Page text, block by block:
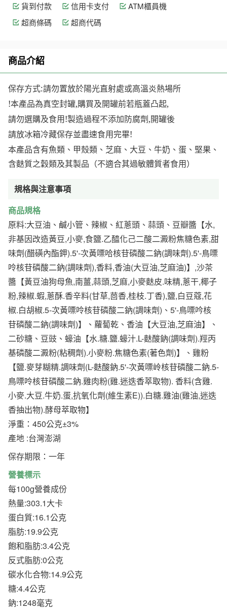
貨到付款 信用卡支付
ATM櫃員機
超商條碼
超商代碼
商品介紹
保存方式:請勿置放於陽光直射處或高溫炎熱場所
!本產品為真空封罐,購買及開罐前若瓶蓋凸起,
請勿選購及食用!製造過程不添加防腐劑,開罐後
請放冰箱冷藏保存並盡速食用完畢!
本產品含有魚類、甲殼類、芝麻、大豆、牛奶、蛋、堅果、
含麩質之穀類及其製品（不適合其過敏體質者食用）
規格與注意事項
商品規格
原料:大豆油、鹹小管、辣椒、紅蔥頭、蒜頭、豆瓣醬【水,
非基因改造黃豆,小麥,食鹽.乙醯化己二酸二澱粉焦糖色素,甜
味劑(醋磺內酯鉀).5'-次黃嘌哈核苷磷酸二鈉(調味劑).5'-鳥嘌
呤核苷磷酸二鈉(調味劑),香料,香油(大豆油,芝麻油)】,沙茶
醬【黃豆油狗母魚,南薑,蒜頭,芝麻,小麥麩皮.味精,蔥干,椰子
粉,辣椒.蝦,蔥酥.香辛料(甘草,茴香,桂枝.丁香),鹽,白豆蔻,花
椒.白胡椒.5-次黃嘌呤核苷磷酸二鈉(調味劑)、5'-鳥嘌吟核
苷磷酸二鈉(調味劑)】、蘿蔔乾、香油【大豆油,芝麻油】、
二砂糖、豆豉、蠔油【水.糖.鹽.蠔汁.L-麩酸鈉(調味劑).羥丙
基磷酸二澱粉(粘稠劑).小麥粉.焦糖色素(著色劑)】、雞粉
【鹽.麥芽糊精.調味劑(L-麩酸鈉.5'-次黃嘌岭核苷磷酸二鈉.5-
鳥嘌呤核苷磷酸二鈉.雞肉粉(雞.迷迭香萃取物). 香料(含雞.
小麥.大豆.牛奶.蛋,抗氧化劑(維生素E)).白糖.雞油(雞油,迷迭
香抽出物).酵母萃取物】
淨重：450公克±3%
產地 :台灣澎湖
保存期限：一年
營養標示
每100g營養成份
熱量:303.1大卡
蛋白質:16.1公克
脂肪:19.9公克
飽和脂肪:3.4公克
反式脂肪:0公克
碳水化合物:14.9公克
糖:4.4公克
鈉:1248毫克